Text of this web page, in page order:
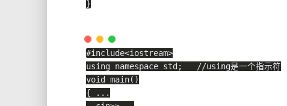
}
#include<iostream>
using namespace std ;
//using是一个指示符
void
main( )
{
. . .